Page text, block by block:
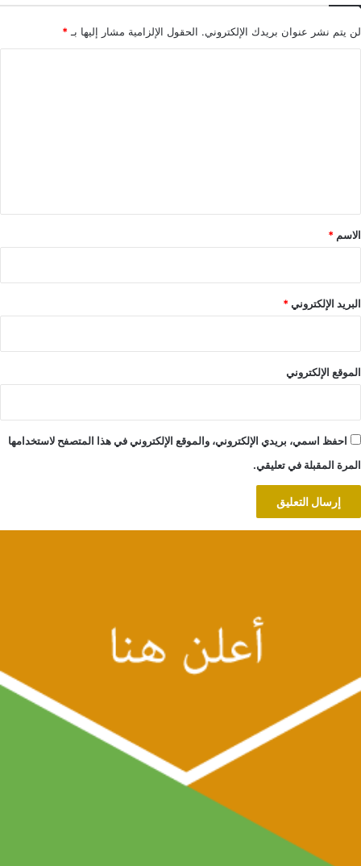
لن يتم نشر عنوان بريدك الإلكتروني. الحقول الإلزامية مشار إليها بـ *
*
الاسم *
البريد الإلكتروني*
الموقع الإلكتروني
احفظ اسمي، بريدي الإلكتروني، والموقع الإلكتروني في هذا المتصفح لاستخدامها
المرة المقبلة في تعليقي.